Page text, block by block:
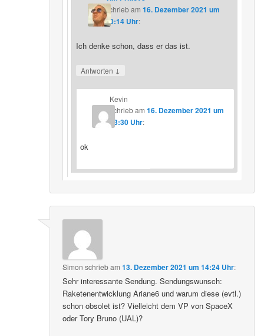
schriebam 16. Dezember 2021 um
20:14 Uhr:
Ich denke schon, dass er das ist.
Antworten ↓
Kevin
schriebam16. Dezember 2021 um
23:30 Uhr:
ok
Simon schriebam13. Dezember 2021 um 14:24 Uhr:
Sehr interessante Sendung. Sendungswunsch:
Raketenentwicklung Ariane6 und warum diese (evtl.)
schon obsolet ist? Vielleicht dem VP von SpaceX
oder Tory Bruno (UAL)?